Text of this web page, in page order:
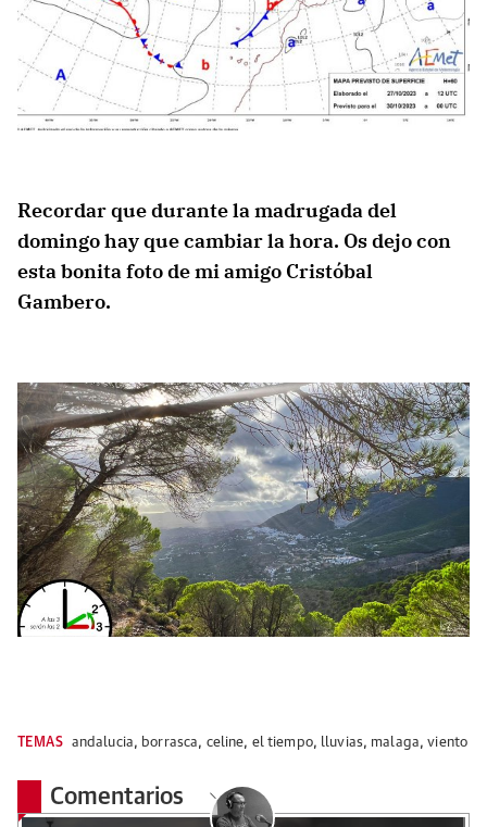
Recordar que durante la madrugada del
domingo hay que cambiar la hora. Os dejo con
esta bonita foto de mi amigo Cristóbal
Gambero.
TEMAS andalucia, borrasca, celine, el tiempo, lluvias, malaga,viento
Comentarios